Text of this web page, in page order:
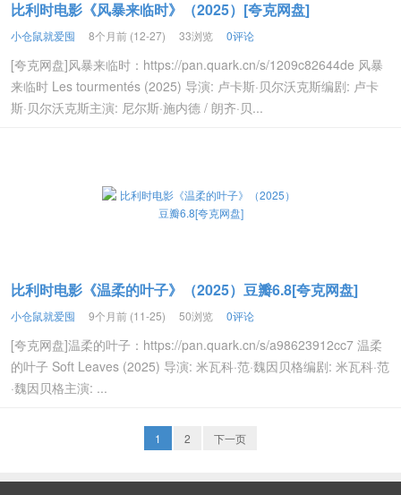
比利时电影《风暴来临时》（2025）[夸克网盘]
小仓鼠就爱囤 8个月前 (12-27) 33浏览 0评论
[夸克网盘]风暴来临时：https://pan.quark.cn/s/1209c82644de 风暴
来临时 Les tourmentés (2025) 导演: 卢卡斯·贝尔沃克斯编剧: 卢卡
斯·贝尔沃克斯主演: 尼尔斯·施内德 / 朗齐·贝...
比利时电影《温柔的叶子》（2025）豆瓣6.8[夸克网盘]
小仓鼠就爱囤 9个月前 (11-25) 50浏览 0评论
[夸克网盘]温柔的叶子：https://pan.quark.cn/s/a98623912cc7 温柔
的叶子 Soft Leaves (2025) 导演: 米瓦科·范·魏因贝格编剧: 米瓦科·范
·魏因贝格主演: ...
1 2 下一页